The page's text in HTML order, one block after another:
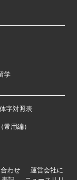
学
字対照表
常用編）
わせ
運営会社に